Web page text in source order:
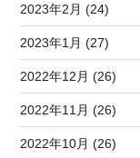
2023年2月 (24)
2023年1月 (27)
2022年12月 (26)
2022年11月 (26)
2022年10月 (26)